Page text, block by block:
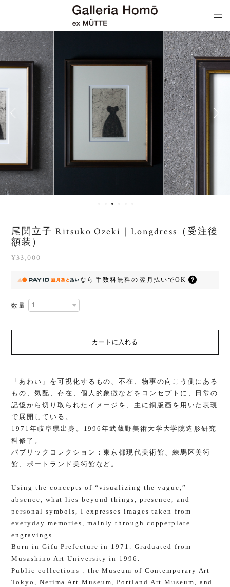
尾関立子 Ritsuko Ozeki｜Longdress（受注後
額装）
¥33,000
なら 手数料無料の 翌月払いでOK
数量
カートに入れる
「あわい」を可視化するもの、不在、物事の向こう側にある
もの、気配、存在、個人的象徴などをコンセプトに、日常の
記憶から切り取られたイメージを、主に銅版画を用いた表現
で展開している。
1971年岐阜県出身。1996年武蔵野美術大学大学院造形研究
科修了。
パブリックコレクション：東京都現代美術館、練馬区美術
館、ポートランド美術館など。
Using the concepts of “visualizing the vague,”
absence, what lies beyond things, presence, and
personal symbols, I expresses images taken from
everyday memories, mainly through copperplate
engravings.
Born in Gifu Prefecture in 1971. Graduated from
Musashino Art University in 1996.
Public collections : the Museum of Contemporary Art
Tokyo, Nerima Art Museum, Portland Art Museum, and